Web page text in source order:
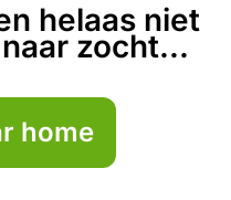
helaas niet
zocht...
home